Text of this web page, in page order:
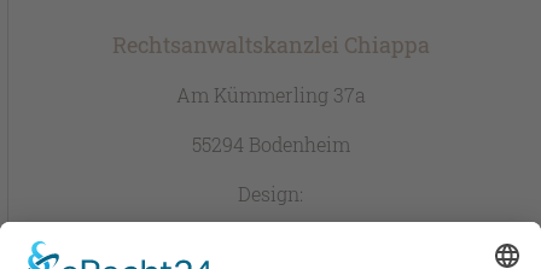
Rechtsanwaltskanzlei Chiappa
Am Kümmerling 37a
55294 Bodenheim
Design: